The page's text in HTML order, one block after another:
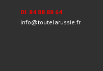
01 84 88 88 64
info@toutelarussie.fr